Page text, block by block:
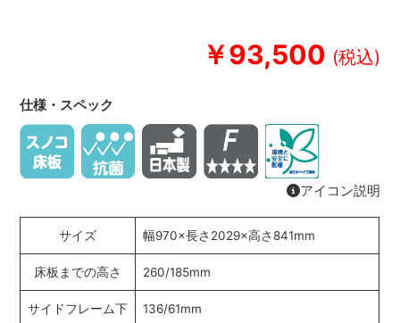
￥93,500
仕様・スペック
アイコン説明
サイズ 幅970×長さ2029×高さ841mm
床板までの高さ 260/185mm
サイドフレーム下 136/61mm